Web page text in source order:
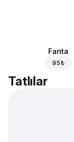
Fanta
95 ₺
Tatlılar